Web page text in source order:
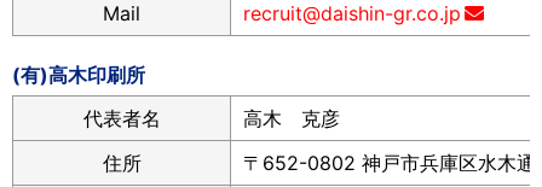
Mail
recruit@daishin-gr.co.jp
(有)高木印刷所
代表者名
高木 克彦
住所
〒652-0802 神戸市兵庫区水木通